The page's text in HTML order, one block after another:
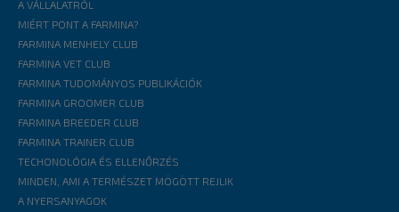
A VÁLLALATRÓL
MIÉRT PONT A FARMINA?
FARMINA MENHELY CLUB
FARMINA VET CLUB
FARMINA TUDOMÁNYOS PUBLIKÁCIÓK
FARMINA GROOMER CLUB
FARMINA BREEDER CLUB
FARMINA TRAINER CLUB
TECHONOLÓGIA ÉS ELLENŐRZÉS
MINDEN, AMI A TERMÉSZET MÖGÖTT REJLIK
A NYERSANYAGOK